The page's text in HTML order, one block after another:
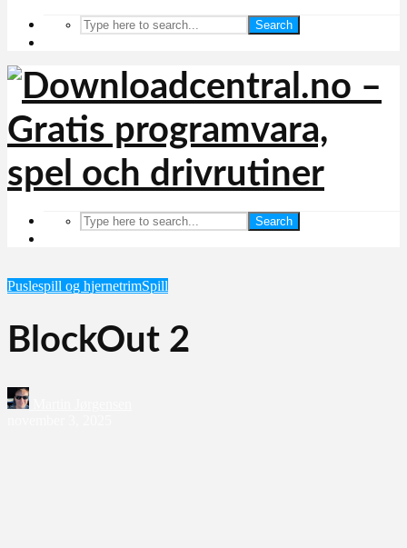
Search
Search
Puslespill og hjernetrimSpill
BlockOut 2